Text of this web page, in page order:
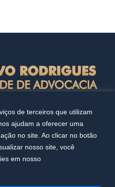
de terceiros que utilizam
ajudam a oferecer uma
no site. Ao clicar no botão
nosso site, você
em nosso
reservados. Desenvolvido
Online